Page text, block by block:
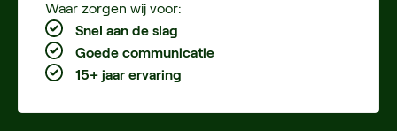
Waar zorgen wij voor:
Snel aan de slag
Goede communicatie
15+ jaar ervaring